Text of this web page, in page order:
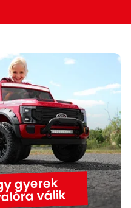
gyerek
válik